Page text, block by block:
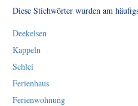
Diese Stichwörter wurden am
Deekelsen
Kappeln
Schlei
Ferienhaus
Ferienwohnung